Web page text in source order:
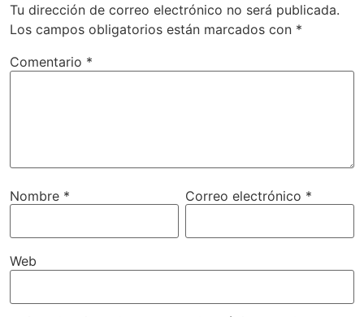
Tu dirección de correo electrónico no será publicada.
Los campos obligatorios están marcados con *
Comentario *
Nombre * Correo electrónico *
Web